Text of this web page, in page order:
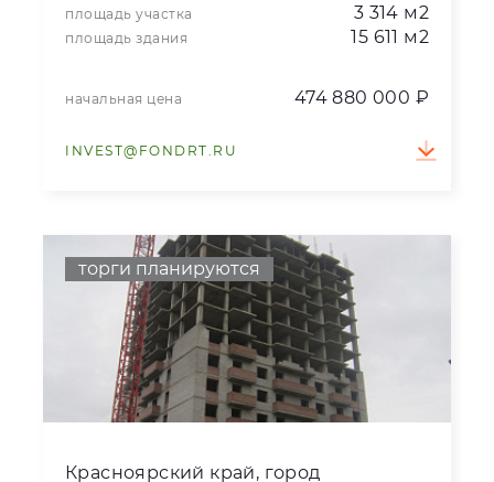
площадь участка 3 314 м2
площадь здания 15 611 м2
начальная цена 474 880 000 ₽
INVEST@FONDRT.RU
торги планируются
Красноярский край, город